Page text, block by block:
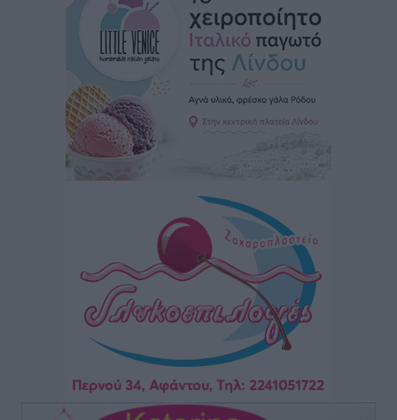
Καιρός: Επιμένουν οι υψηλές θερμοκρασίες – Ισχυρά
μελτέμια έως 9 μποφόρ, σε «Red Code» 6 περιοχές
Τοπικές Ειδήσεις πριν 17 ώρες
Τα φοιτητικά ενοίκια «τινάζουν στον αέρα» τους
οικογενειακούς προϋπολογισμούς
• πριν 17 ώρες
Δύο νέοι ξενώνες παραδόθηκαν στις Ένοπλες
Δυνάμεις στη νήσο Ρω
Τοπικές Ειδήσεις• πριν 17 ώρες
Συνεχίζεται η έξοδος του Αυγούστου – Πάνω από
34.000 αναχωρούν σήμερα μόνο από τον Πειραιά
πριν 17 ώρες
Μόνιμες θέσεις στους παιδικούς σταθμούς: Οι